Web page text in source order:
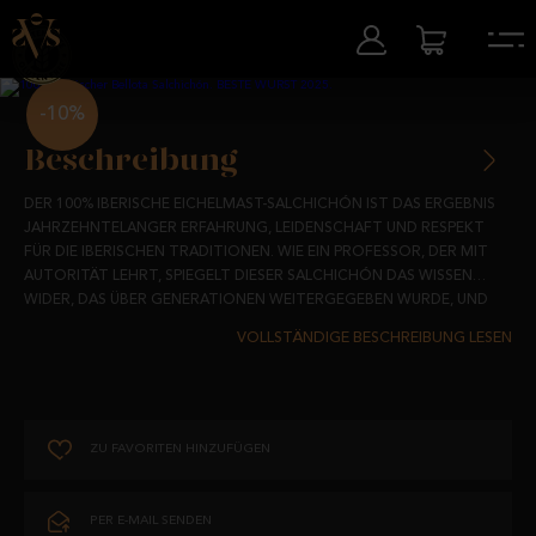
-10%
Beschreibung
DER 100% IBERISCHE EICHELMAST-SALCHICHÓN IST DAS ERGEBNIS
JAHRZEHNTELANGER ERFAHRUNG, LEIDENSCHAFT UND RESPEKT
FÜR DIE IBERISCHEN TRADITIONEN. WIE EIN PROFESSOR, DER MIT
AUTORITÄT LEHRT, SPIEGELT DIESER SALCHICHÓN DAS WISSEN
WIDER, DAS ÜBER GENERATIONEN WEITERGEGEBEN WURDE, UND
HERGESTELLT AUS FLEISCH VON 100% IBERISCHEN
AUS, DER VOLLER NUANCEN STECKT.
JEDER SALCHICHÓN WIRD SORGFÄLTIG IN NATURDARM GEFÜLLT
PROZESS STELLT SICHER, DASS JEDE SCHEIBE EINE SAFTIGE
ZU FAVORITEN HINZUFÜGEN
PER E-MAIL SENDEN